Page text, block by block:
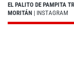
EL PALITO DE PAMPITA
MORITÁN | INSTAGRAM